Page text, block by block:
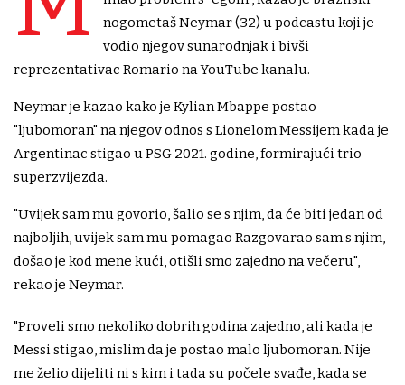
nogometaš Neymar (32) u podcastu koji je
vodio njegov sunarodnjak i bivši
reprezentativac Romario na YouTube kanalu.
Neymar je kazao kako je Kylian Mbappe postao
"ljubomoran" na njegov odnos s Lionelom Messijem kada je
Argentinac stigao u PSG 2021. godine, formirajući trio
superzvijezda.
"Uvijek sam mu govorio, šalio se s njim, da će biti jedan od
najboljih, uvijek sam mu pomagao Razgovarao sam s njim,
došao je kod mene kući, otišli smo zajedno na večeru",
rekao je Neymar.
"Proveli smo nekoliko dobrih godina zajedno, ali kada je
Messi stigao, mislim da je postao malo ljubomoran. Nije
me želio dijeliti ni s kim i tada su počele svađe, kada se